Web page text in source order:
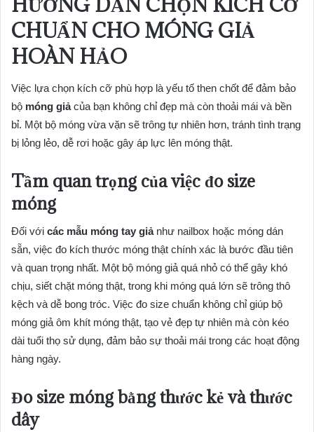
CHUẨN CHO MÓNG GIẢ
HOÀN HẢO
Việc lựa chọn kích cỡ phù hợp là yếu tố then chốt để đảm bảo
bộ móng giảcủa bạn không chỉ đẹp mà còn thoải mái và bền
bỉ. Một bộ móng vừa vặn sẽ trông tự nhiên hơn, tránh tình trạng
bị lỏng lẻo, dễ rơi hoặc gây áp lực lên móng thật.
Tầm quan trọng của việc đo size
móng
Đối với các mẫu móng tay giảnhư nailbox hoặc móng dán
sẵn, việc đo kích thước móng thật chính xác là bước đầu tiên
và quan trọng nhất. Một bộ móng giả quá nhỏ có thể gây khó
chịu, siết chặt móng thật, trong khi móng quá lớn sẽ trông thô
kệch và dễ bong tróc. Việc đo size chuẩn không chỉ giúp bộ
móng giả ôm khít móng thật, tạo vẻ đẹp tự nhiên mà còn kéo
dài tuổi thọ sử dụng, đảm bảo sự thoải mái trong các hoạt động
hàng ngày.
Đo size móng bằng thước kẻ và thước
dây